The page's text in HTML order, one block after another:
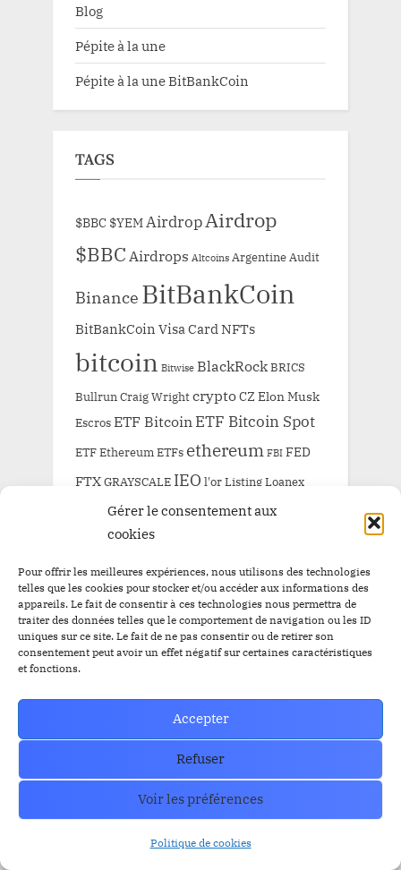
Gérer le consentement aux
cookies
Pour offrir les meilleures expériences, nous utilisons des technologies
telles que les cookies pour stocker et/ou accéder aux informations des
appareils. Le fait de consentir à ces technologies nous permettra de
traiter des données telles que le comportement de navigation ou les ID
uniques sur ce site. Le fait de ne pas consentir ou de retirer son
consentement peut avoir un effet négatif sur certaines caractéristiques
et fonctions.
Accepter
Refuser
Voir les préférences
Politique de cookies
Blog
Pépite à la une
Pépite à la une BitBankCoin
TAGS
$BBC $YEMAirdropAirdrop
$BBCAirdrops Altcoins Argentine Audit
Binance BitBankCoin
BitBankCoin Visa Card NFTs
bitcoin Bitwise BlackRockBRICS
Bullrun Craig WrightcryptoCZ Elon Musk
EscrosETF Bitcoin ETF Bitcoin Spot
ETF Ethereum ETFs ethereum FBI FED
FTXGRAYSCALE IEO l'orListingLoanex
Mises à jourPresalePrévente
Prévente BitBankCoin
SECSolanaStakingTethertronXRP
ARCHIVE
How can we help you?
Contact our support team if you need